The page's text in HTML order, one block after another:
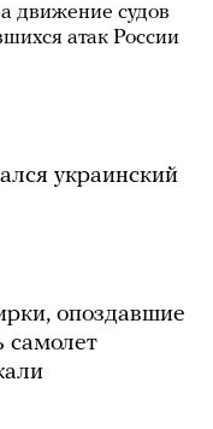
движение судов
атак России
украинский
опоздавшие
самолет